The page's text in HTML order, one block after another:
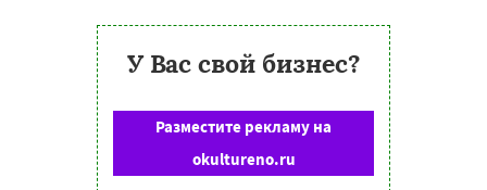
У Вас свой бизнес?
Разместите рекламу на
okultureno.ru